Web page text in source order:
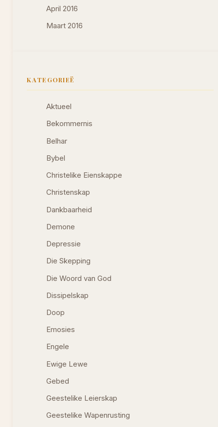
April 2016
Maart 2016
KATEGORIEË
Aktueel
Bekommernis
Belhar
Bybel
Christelike Eienskappe
Christenskap
Dankbaarheid
Demone
Depressie
Die Skepping
Die Woord van God
Dissipelskap
Doop
Emosies
Engele
Ewige Lewe
Gebed
Geestelike Leierskap
Geestelike Wapenrusting